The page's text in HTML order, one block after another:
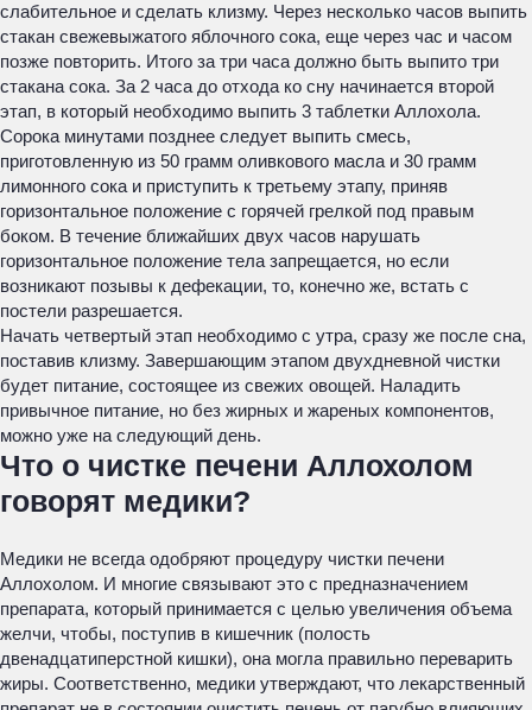
слабительное и сделать клизму. Через несколько часов выпить
стакан свежевыжатого яблочного сока, еще через час и часом
позже повторить. Итого за три часа должно быть выпито три
стакана сока. За 2 часа до отхода ко сну начинается второй
этап, в который необходимо выпить 3 таблетки Аллохола.
Сорока минутами позднее следует выпить смесь,
приготовленную из 50 грамм оливкового масла и 30 грамм
лимонного сока и приступить к третьему этапу, приняв
горизонтальное положение с горячей грелкой под правым
боком. В течение ближайших двух часов нарушать
горизонтальное положение тела запрещается, но если
возникают позывы к дефекации, то, конечно же, встать с
постели разрешается.
Начать четвертый этап необходимо с утра, сразу же после сна,
поставив клизму. Завершающим этапом двухдневной чистки
будет питание, состоящее из свежих овощей. Наладить
привычное питание, но без жирных и жареных компонентов,
можно уже на следующий день.
Что о чистке печени Аллохолом
говорят медики?
Медики не всегда одобряют процедуру чистки печени
Аллохолом. И многие связывают это с предназначением
препарата, который принимается с целью увеличения объема
желчи, чтобы, поступив в кишечник (полость
двенадцатиперстной кишки), она могла правильно переварить
жиры. Соответственно, медики утверждают, что лекарственный